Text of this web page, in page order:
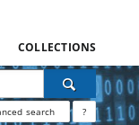
COLLECTIONS
search ?